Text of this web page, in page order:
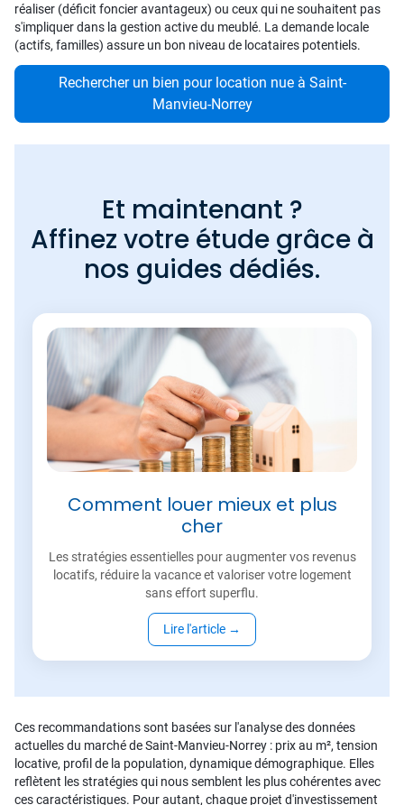
réaliser (déficit foncier avantageux) ou ceux qui ne souhaitent pas
s'impliquer dans la gestion active du meublé. La demande locale
(actifs, familles) assure un bon niveau de locataires potentiels.
Rechercher un bien pour location nue à Saint-
Manvieu-Norrey
Et maintenant ?
Affinez votre étude grâce à
nos guides dédiés.
Comment louer mieux et plus
cher
Les stratégies essentielles pour augmenter vos revenus
locatifs, réduire la vacance et valoriser votre logement
sans effort superflu.
Lire l'article →
Ces recommandations sont basées sur l'analyse des données
actuelles du marché de Saint-Manvieu-Norrey : prix au m², tension
locative, profil de la population, dynamique démographique. Elles
reflètent les stratégies qui nous semblent les plus cohérentes avec
ces caractéristiques. Pour autant, chaque projet d'investissement